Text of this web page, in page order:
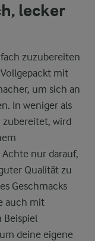
lecker
zuzubereiten
mit
um sich an
In weniger als
wird
Achte nur darauf,
Qualität zu
Geschmacks
auch mit
Beispiel
deine eigene